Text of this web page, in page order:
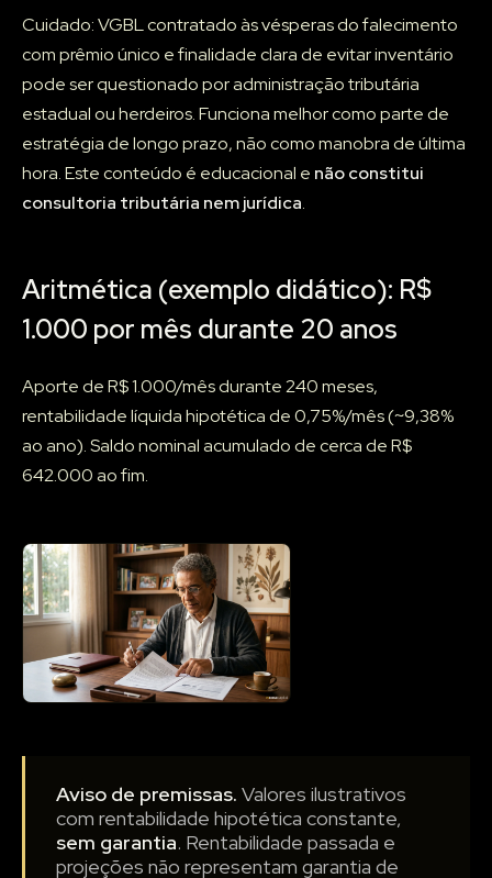
Cuidado: VGBL contratado às vésperas do falecimento
com prêmio único e finalidade clara de evitar inventário
pode ser questionado por administração tributária
estadual ou herdeiros. Funciona melhor como parte de
estratégia de longo prazo, não como manobra de última
hora. Este conteúdo é educacional e não constitui
consultoria tributária nem jurídica.
Aritmética (exemplo didático): R$
1.000 por mês durante 20 anos
Aporte de R$ 1.000/mês durante 240 meses,
rentabilidade líquida hipotética de 0,75%/mês (~9,38%
ao ano). Saldo nominal acumulado de cerca de R$
642.000 ao fim.
Aviso de premissas. Valores ilustrativos
com rentabilidade hipotética constante,
sem garantia. Rentabilidade passada e
projeções não representam garantia de